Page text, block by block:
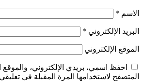
الاسم *
البريد الإلكتروني *
الموقع الإلكتروني
احفظ اسمي، بريدي الإلكتروني، والموقع
المتصفح لاستخدامها المرة المقبلة في